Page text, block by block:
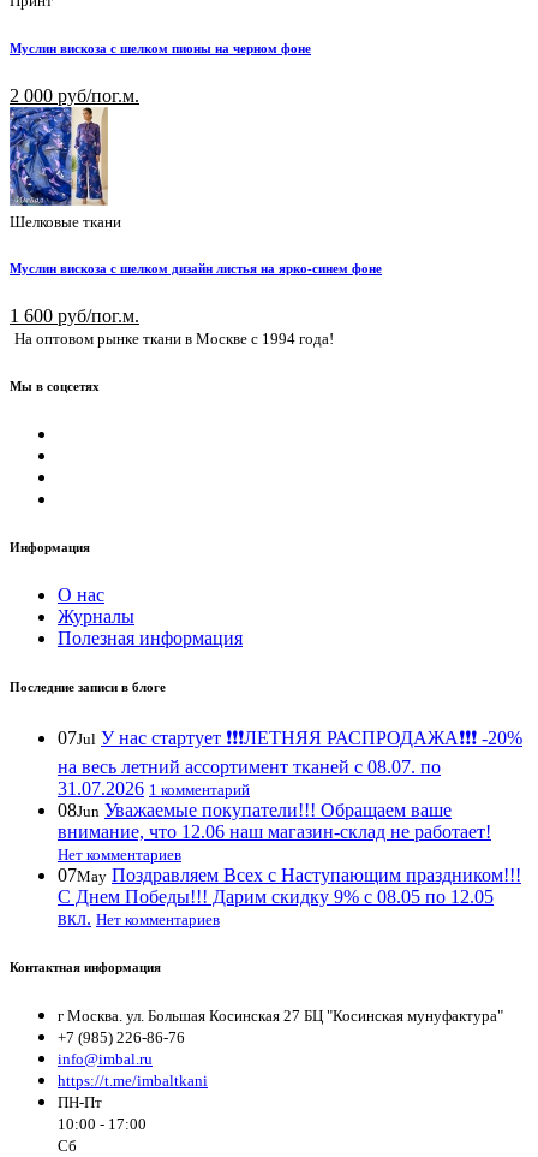
Муслин вискоза с шелком пионы на черном фоне
2 000 руб/пог.м.
Шелковые ткани
Муслин вискоза с шелком дизайн листья на ярко-синем фоне
1 600 руб/пог.м.
На оптовом рынке ткани в Москве с 1994 года!
Мы в соцсетях
Информация
О нас
Журналы
Полезная информация
Последние записи в блоге
07Jul У нас стартует ❗️❗️❗️ЛЕТНЯЯ РАСПРОДАЖА❗️❗️❗️ -20%
на весь летний ассортимент тканей с 08.07. по
31.07.2026 1 комментарий
08Jun Уважаемые покупатели!!! Обращаем ваше
внимание, что 12.06 наш магазин-склад не работает!
Нет комментариев
07May Поздравляем Всех с Наступающим праздником!!!
С Днем Победы!!! Дарим скидку 9% с 08.05 по 12.05
вкл. Нет комментариев
Контактная информация
г Москва. ул. Большая Косинская 27 БЦ "Косинская мунуфактура"
+7 (985) 226-86-76
info@imbal.ru
https://t.me/imbaltkani
ПН-Пт
10:00 - 17:00
Сб